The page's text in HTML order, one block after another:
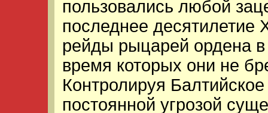
пользовались любой
последнее десятилетие
рейды рыцарей ордена в
время которых они не
Контролируя
постоянной угрозой